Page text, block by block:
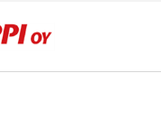
EN